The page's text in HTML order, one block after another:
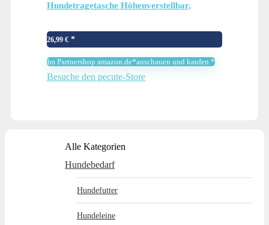
Hundetragetasche Höhenverstellbar,
Fächer für Organizer, Leicht & Tragbar,
Erleichtert Ihren…
26,99 €
Im Partnershop amazon.de*anschauen und kaufen *
Besuche den pecute-Store
Alle Kategorien
Hundebedarf
Hundefutter
Hundeleine